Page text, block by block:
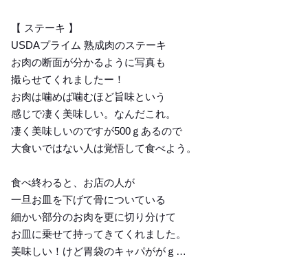
【 ステーキ 】
USDAプライム 熟成肉のステーキ
お肉の断面が分かるように写真も
撮らせてくれましたー！
お肉は噛めば噛むほど旨味という
感じで凄く美味しい。なんだこれ。
凄く美味しいのですが500ｇあるので
大食いではない人は覚悟して食べよう。
食べ終わると、お店の人が
一旦お皿を下げて骨についている
細かい部分のお肉を更に切り分けて
お皿に乗せて持ってきてくれました。
美味しい！けど胃袋のキャパががｇ…